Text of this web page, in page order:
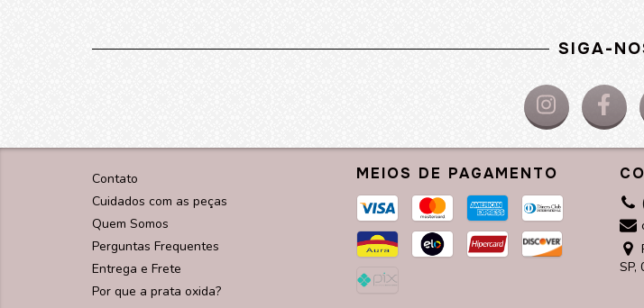
SIGA-
Contato
Cuidados com as peças
Quem Somos
Perguntas Frequentes
Entrega e Frete
Por que a prata oxida?
MEIOS DE PAGAMENTO
SP,